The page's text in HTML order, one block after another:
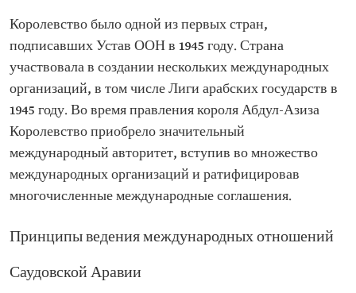
Королевство было одной из первых стран,
подписавших Устав ООН в 1945 году. Страна
участвовала в создании нескольких международных
организаций, в том числе Лиги арабских государств в
1945 году. Во время правления короля Абдул-Азиза
Королевство приобрело значительный
международный авторитет, вступив во множество
международных организаций и ратифицировав
многочисленные международные соглашения.
Принципы ведения международных отношений
Саудовской Аравии